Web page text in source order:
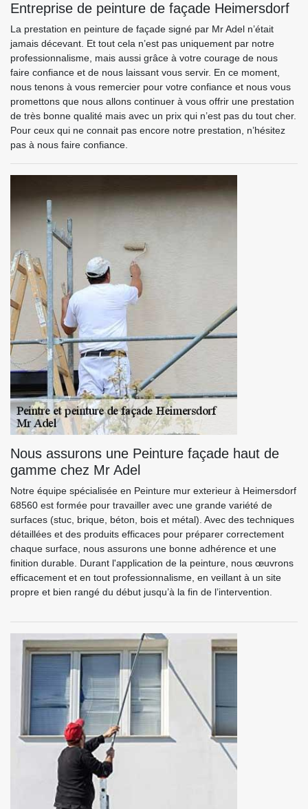
Entreprise de peinture de façade Heimersdorf
La prestation en peinture de façade signé par Mr Adel n’était
jamais décevant. Et tout cela n’est pas uniquement par notre
professionnalisme, mais aussi grâce à votre courage de nous
faire confiance et de nous laissant vous servir. En ce moment,
nous tenons à vous remercier pour votre confiance et nous vous
promettons que nous allons continuer à vous offrir une prestation
de très bonne qualité mais avec un prix qui n’est pas du tout cher.
Pour ceux qui ne connait pas encore notre prestation, n’hésitez
pas à nous faire confiance.
Nous assurons une Peinture façade haut de
gamme chez Mr Adel
Notre équipe spécialisée en Peinture mur exterieur à Heimersdorf
68560 est formée pour travailler avec une grande variété de
surfaces (stuc, brique, béton, bois et métal). Avec des techniques
détaillées et des produits efficaces pour préparer correctement
chaque surface, nous assurons une bonne adhérence et une
finition durable. Durant l'application de la peinture, nous œuvrons
efficacement et en tout professionnalisme, en veillant à un site
propre et bien rangé du début jusqu’à la fin de l’intervention.